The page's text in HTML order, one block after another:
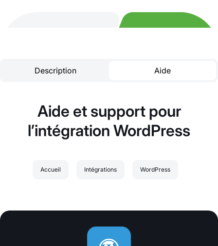
Description Aide
Aide et support pour
l’intégration WordPress
Accueil Intégrations WordPress